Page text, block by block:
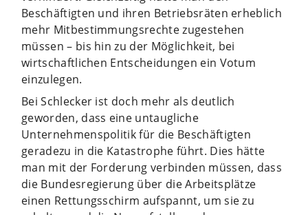
Beschäftigten und ihren Betriebsräten erheblich
mehr Mitbestimmungsrechte zugestehen
müssen – bis hin zu der Möglichkeit, bei
wirtschaftlichen Entscheidungen ein Votum
einzulegen.
Bei Schlecker ist doch mehr als deutlich
geworden, dass eine untaugliche
Unternehmenspolitik für die Beschäftigten
geradezu in die Katastrophe führt. Dies hätte
man mit der Forderung verbinden müssen, dass
die Bundesregierung über die Arbeitsplätze
einen Rettungsschirm aufspannt, um sie zu